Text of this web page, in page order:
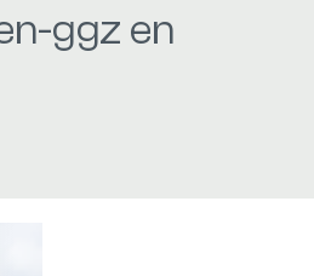
ggz en